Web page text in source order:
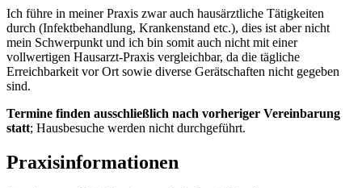
Ich führe in meiner Praxis zwar auch hausärztliche Tätigkeiten
durch (Infektbehandlung, Krankenstand etc.), dies ist aber nicht
mein Schwerpunkt und ich bin somit auch nicht mit einer
vollwertigen Hausarzt-Praxis vergleichbar, da die tägliche
Erreichbarkeit vor Ort sowie diverse Gerätschaften nicht gegeben
sind.
Termine finden ausschließlich nach vorheriger Vereinbarung
statt; Hausbesuche werden nicht durchgeführt.
Praxis­informationen